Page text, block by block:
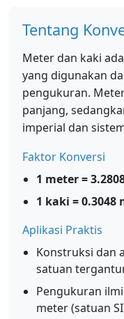
Tentang
Meter dan kaki
yang digunakan
pengukuran.
panjang,
imperial dan
Faktor Konversi
1 meter =
1 kaki = 0.3048
Aplikasi Praktis
Konstruksi dan
satuan
Pengukuran
meter (satuan